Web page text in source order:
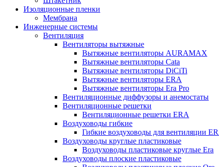
Изоляционные пленки
Мембрана
Инженерные системы
Вентиляция
Вентиляторы вытяжные
Вытяжные вентиляторы AURAMAX
Вытяжные вентиляторы Cata
Вытяжные вентиляторы DiCiTi
Вытяжные вентиляторы ERA
Вытяжные вентиляторы Era Pro
Вентиляционные диффузоры и анемостаты
Вентиляционные решетки
Вентиляционные решетки ERA
Воздуховоды гибкие
Гибкие воздуховоды для вентиляции
Воздуховоды круглые пластиковые
Воздуховоды пластиковые круглые Era
Воздуховоды плоские пластиковые